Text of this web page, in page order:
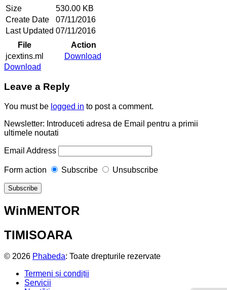
Size
530.00 KB
Create Date
07/11/2016
Last Updated 07/11/2016
File
Action
jcextins.ml
Download
Download
Leave a Reply
You must be logged in to post a comment.
Newsletter: Introduceti adresa de Email pentru a primii
ultimele noutati
Email Address
Form action Subscribe Unsubscribe
WinMENTOR
TIMISOARA
© 2026 Phabeda: Toate drepturile rezervate
Termeni și condiții
Servicii